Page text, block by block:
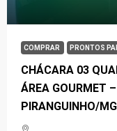
COMPRAR PRONTOS
CHÁCARA 03
ÁREA GOURMET
PIRANGUINHO/